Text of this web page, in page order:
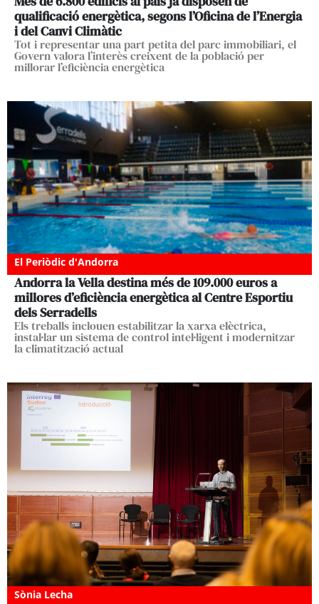
qualificació energètica, segons l’Oficina de l’Energia
i del Canvi Climàtic
Tot i representar una part petita del parc immobiliari, el
Govern valora l’interès creixent de la població per
millorar l’eficiència energètica
El Periòdic d'Andorra
Andorra la Vella destina més de 109.000 euros a
millores d’eficiència energètica al Centre Esportiu
dels Serradells
Els treballs inclouen estabilitzar la xarxa elèctrica,
instal·lar un sistema de control intel·ligent i modernitzar
la climatització actual
Sònia Lecha